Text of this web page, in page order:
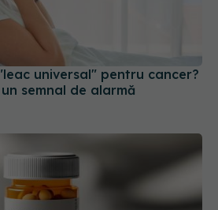
universal" pentru cancer?
semnal de alarmă